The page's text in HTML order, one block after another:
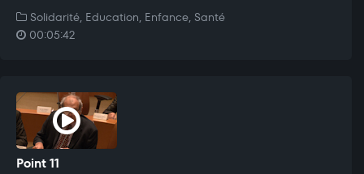
Solidarité, Education, Enfance, Santé
00:05:42
Point 11